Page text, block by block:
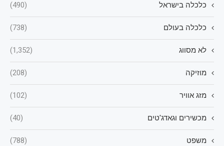
כלכלה בישראל (490)
כלכלה בעולם (738)
לא מסווג (1,352)
מוזיקה (208)
מזג אוויר (102)
מכשירים וגאדג'טים (40)
משפט (788)